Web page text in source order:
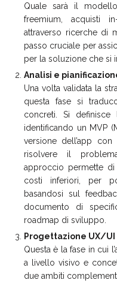
Quale sarà il
freemium, acquisti
attraverso ricerche di
passo cruciale per
per la soluzione che si
Analisi e
Una volta validata la
questa fase si
concreti. Si
identificando un MVP
versione dell’app
risolvere il
approccio permette di
costi inferiori, per
basandosi sul
documento di
roadmap di sviluppo.
Progettazione UX/UI
Questa è la fase in cui
a livello visivo e
due ambiti